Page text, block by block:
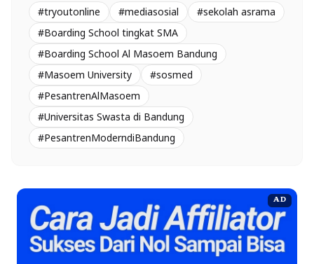
#tryoutonline #mediasosial
#sekolah asrama
#Boarding School tingkat SMA
#Boarding School Al Masoem Bandung
#Masoem University
#sosmed
#PesantrenAlMasoem
#Universitas Swasta di Bandung
#PesantrenModerndiBandung
AD